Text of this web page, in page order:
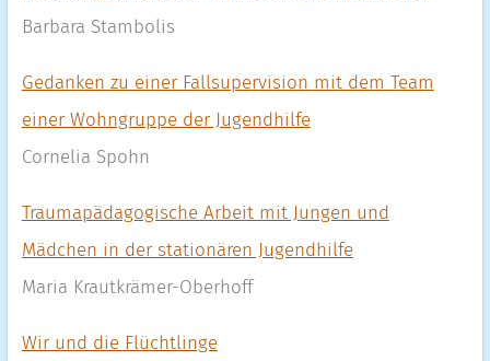
Barbara Stambolis
Gedanken zu einer Fallsupervision mit dem Team
einer Wohngruppe der Jugendhilfe
Cornelia Spohn
Traumapädagogische Arbeit mit Jungen und
Mädchen in der stationären Jugendhilfe
Maria Krautkrämer-Oberhoff
Wir und die Flüchtlinge